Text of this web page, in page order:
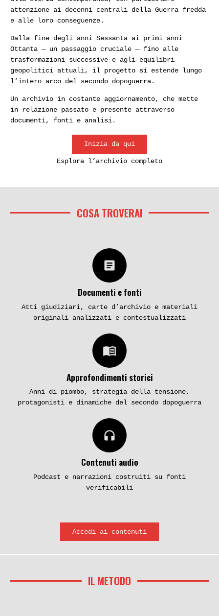
Inchieste
Caso Orlandi: «Federica»,
«Telepace» e quel numero
sul diario di Emanuela
Da Nada Cella a Emanuela
Orlandi: quando si
Inchieste
fosse da cercare in
Turchia?
Capitale: i delitti di Monte
Caprino
Maurizio Giugliano, il
«lupo dell’agro romano»
(seconda parte)
Un mostro che odia chi si
Baldi
attenzione ai decenni centrali della Guerra fredda
e alle loro conseguenze.
Dalla fine degli anni Sessanta ai primi anni
Ottanta — un passaggio cruciale — fino alle
trasformazioni successive e agli equilibri
geopolitici attuali, il progetto si estende lungo
l’intero arco del secondo dopoguerra.
Un archivio in costante aggiornamento, che mette
in relazione passato e presente attraverso
documenti, fonti e analisi.
Inizia da qui
Esplora l’archivio completo
COSA TROVERAI
article
Documenti e fonti
Atti giudiziari, carte d’archivio e materiali
originali analizzati e contestualizzati
menu_book
Approfondimenti storici
Anni di piombo, strategia della tensione,
protagonisti e dinamiche del secondo dopoguerra
headphones
Contenuti audio
Podcast e narrazioni costruiti su fonti
verificabili
Accedi ai contenuti
IL METODO